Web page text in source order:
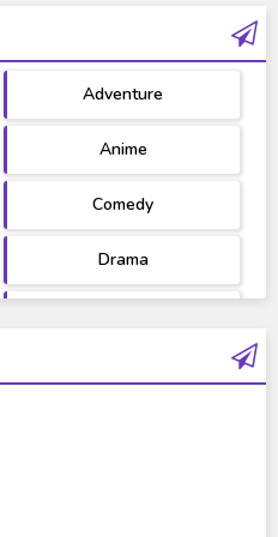
West Series
Adventure
Anime
Comedy
Drama